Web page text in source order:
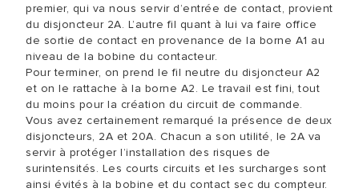
premier, qui va nous servir d’entrée de contact, provient
du disjoncteur 2A. L’autre fil quant à lui va faire office
de sortie de contact en provenance de la borne A1 au
niveau de la bobine du contacteur.
Pour terminer, on prend le fil neutre du disjoncteur A2
et on le rattache à la borne A2. Le travail est fini, tout
du moins pour la création du circuit de commande.
Vous avez certainement remarqué la présence de deux
disjoncteurs, 2A et 20A. Chacun a son utilité, le 2A va
servir à protéger l’installation des risques de
surintensités. Les courts circuits et les surcharges sont
ainsi évités à la bobine et du contact sec du compteur.